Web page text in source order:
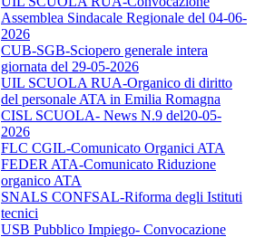
Assemblea Sindacale Regionale del 04-06-
2026
CUB-SGB-Sciopero generale intera
giornata del 29-05-2026
UIL SCUOLA RUA-Organico di diritto
del personale ATA in Emilia Romagna
CISL SCUOLA- News N.9 del20-05-
2026
FLC CGIL-Comunicato Organici ATA
FEDER ATA-Comunicato Riduzione
organico ATA
SNALS CONFSAL-Riforma degli Istituti
tecnici
USB Pubblico Impiego- Convocazione